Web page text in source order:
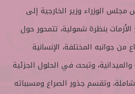
الوزراء وزير الخارجية إلى
بنظرة شمولية، تتمحور حول
من جوانبه المختلفة، الإنسانية
وتبحث في الحلول الجزئية
وتقسم جذور الصراع ومسبباته